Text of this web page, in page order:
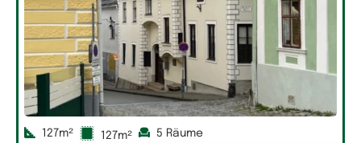
127m² 127m² 5 Räume